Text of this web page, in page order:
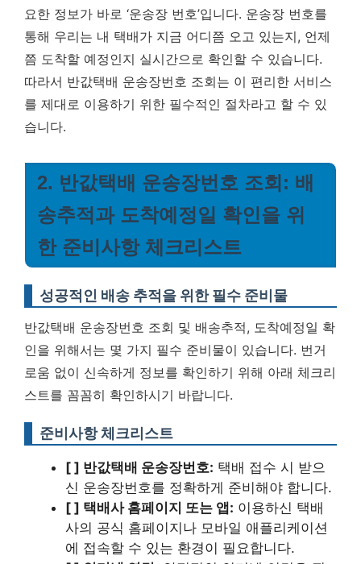
요한 정보가 바로 ‘운송장 번호’입니다. 운송장 번호를
통해 우리는 내 택배가 지금 어디쯤 오고 있는지, 언제
쯤 도착할 예정인지 실시간으로 확인할 수 있습니다.
따라서 반값택배 운송장번호 조회는 이 편리한 서비스
를 제대로 이용하기 위한 필수적인 절차라고 할 수 있
습니다.
2. 반값택배 운송장번호 조회: 배
송추적과 도착예정일 확인을 위
한 준비사항 체크리스트
성공적인 배송 추적을 위한 필수 준비물
반값택배 운송장번호 조회 및 배송추적, 도착예정일 확
인을 위해서는 몇 가지 필수 준비물이 있습니다. 번거
로움 없이 신속하게 정보를 확인하기 위해 아래 체크리
스트를 꼼꼼히 확인하시기 바랍니다.
준비사항 체크리스트
[ ] 반값택배 운송장번호: 택배 접수 시 받으
신 운송장번호를 정확하게 준비해야 합니다.
[ ] 택배사 홈페이지 또는 앱: 이용하신 택배
사의 공식 홈페이지나 모바일 애플리케이션
에 접속할 수 있는 환경이 필요합니다.